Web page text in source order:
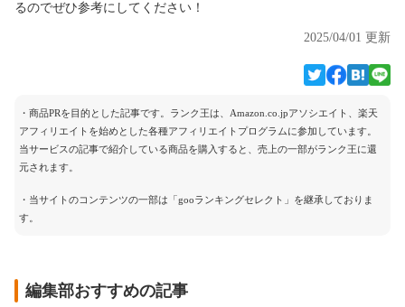
るのでぜひ参考にしてください！
2025/04/01 更新
・商品PRを目的とした記事です。ランク王は、Amazon.co.jpアソシエイト、楽天
アフィリエイトを始めとした各種アフィリエイトプログラムに参加しています。
当サービスの記事で紹介している商品を購入すると、売上の一部がランク王に還
元されます。
・当サイトのコンテンツの一部は「gooランキングセレクト」を継承しておりま
す。
編集部おすすめの記事